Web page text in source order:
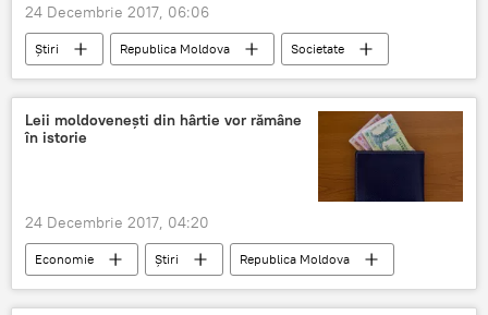
24 Decembrie 2017, 06:06
Știri Republica Moldova
Societate
zile libere
Leii moldovenești din hârtie vor rămâne
în istorie
24 Decembrie 2017, 04:20
Economie Știri
Republica Moldova
BNM
monede
lei din polimer